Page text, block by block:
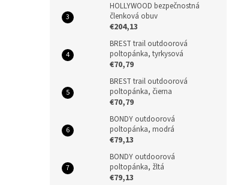
HOLLYWOOD bezpečnostná
členková obuv
€204,13
BREST trail outdoorová
poltopánka, tyrkysová
€70,79
BREST trail outdoorová
poltopánka, čierna
€70,79
BONDY outdoorová
poltopánka, modrá
€79,13
BONDY outdoorová
poltopánka, žltá
€79,13